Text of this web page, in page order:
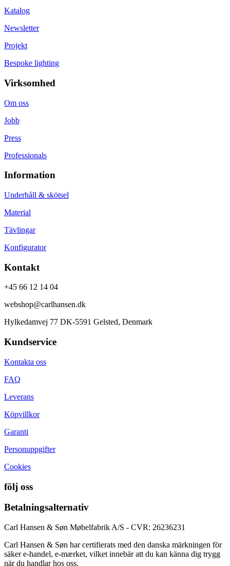
Katalog
Newsletter
Projekt
Bespoke lighting
Virksomhed
Om oss
Jobb
Press
Professionals
Information
Underhåll & skötsel
Material
Tävlingar
Konfigurator
Kontakt
+45 66 12 14 04
webshop@carlhansen.dk
Hylkedamvej 77 DK-5591 Gelsted, Denmark
Kundservice
Kontakta oss
FAQ
Leverans
Köpvillkor
Garanti
Personuppgifter
Cookies
följ oss
Betalningsalternativ
Carl Hansen & Søn Møbelfabrik A/S - CVR: 26236231
Carl Hansen & Søn har certifierats med den danska märkningen för
säker e-handel, e-mærket, vilket innebär att du kan känna dig trygg
när du handlar hos oss.